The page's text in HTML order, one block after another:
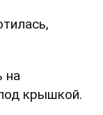
на
крышкой.